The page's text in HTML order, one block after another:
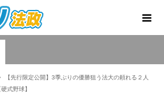
【先行限定公開】3季ぶりの優勝狙う法大の頼れる２人
式野球】